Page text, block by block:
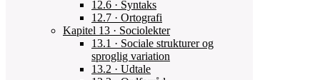
12.6 · Syntaks
12.7 · Ortografi
Kapitel 13 · Sociolekter
13.1 · Sociale strukturer og
sproglig variation
13.2 · Udtale